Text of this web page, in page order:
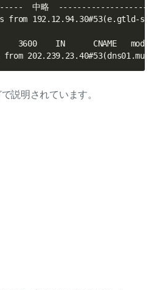
中略
from 192.12.94.30#53(e.gtld-
3600    IN      CNAME
説明されています。